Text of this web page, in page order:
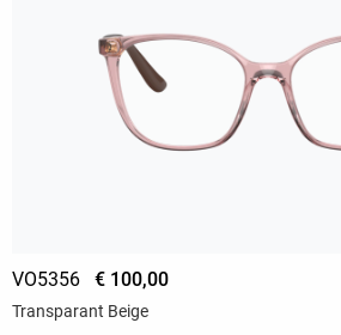
VO5356 € 100,00
Transparant Beige